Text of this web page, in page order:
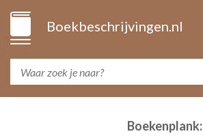
Boekbeschrijvingen.nl
Boekenplank: